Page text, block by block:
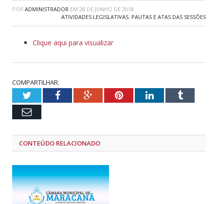
POR ADMINISTRADOR EM 28 DE JUNHO DE 2018
ATIVIDADES LEGISLATIVAS, PAUTAS E ATAS DAS SESSÕES
Clique aqui para visualizar
COMPARTILHAR:
TwitterFacebookGoogle+PinterestLinkedInTumblr
Email
CONTEÚDO RELACIONADO